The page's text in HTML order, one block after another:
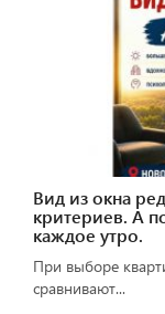
Вид из окна
критериев. А
каждое утро.
При выборе
сравнивают...